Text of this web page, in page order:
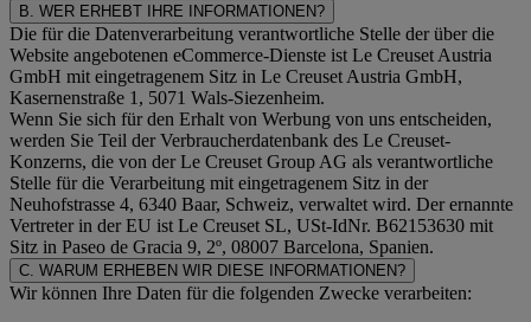
B. WER ERHEBT IHRE INFORMATIONEN?
Die für die Datenverarbeitung verantwortliche Stelle der über die
Website angebotenen eCommerce-Dienste ist Le Creuset Austria
GmbH mit eingetragenem Sitz in Le Creuset Austria GmbH,
Kasernenstraße 1, 5071 Wals-Siezenheim.
Wenn Sie sich für den Erhalt von Werbung von uns entscheiden,
werden Sie Teil der Verbraucherdatenbank des Le Creuset-
Konzerns, die von der Le Creuset Group AG als verantwortliche
Stelle für die Verarbeitung mit eingetragenem Sitz in der
Neuhofstrasse 4, 6340 Baar, Schweiz, verwaltet wird. Der ernannte
Vertreter in der EU ist Le Creuset SL, USt-IdNr. B62153630 mit
Sitz in Paseo de Gracia 9, 2º, 08007 Barcelona, Spanien.
C. WARUM ERHEBEN WIR DIESE INFORMATIONEN?
Wir können Ihre Daten für die folgenden Zwecke verarbeiten: